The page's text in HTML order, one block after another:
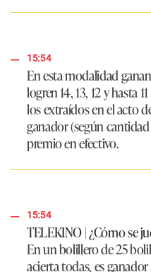
15:54
En esta modalidad
logren 14, 13, 12 y hasta
los extraídos en el acto
ganador (según
premio en efectivo.
15:54
TELEKINO | ¿Cómo se
En un bolillero de 25
acierta todas, es